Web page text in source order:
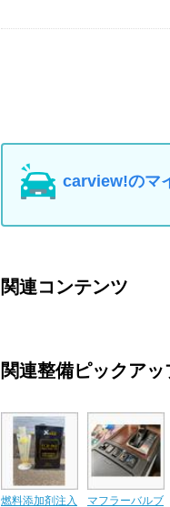
carview!のマ
関連コンテンツ
関連整備ピックアッ
燃料添加剤注入 マフラーバルブ